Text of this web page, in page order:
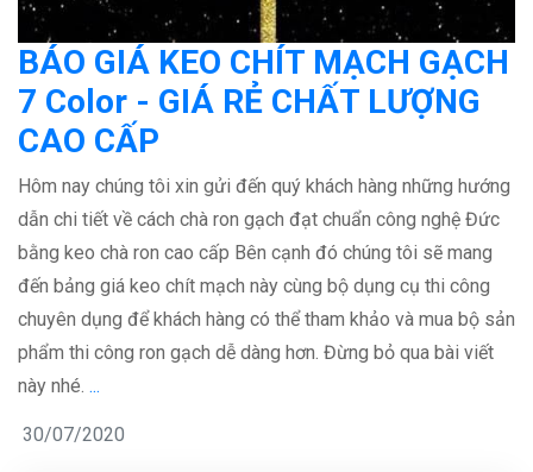
BÁO GIÁ KEO CHÍT MẠCH GẠCH
7 Color - GIÁ RẺ CHẤT LƯỢNG
CAO CẤP
Hôm nay chúng tôi xin gửi đến quý khách hàng những hướng
dẫn chi tiết về cách chà ron gạch đạt chuẩn công nghệ Đức
bằng keo chà ron cao cấp Bên cạnh đó chúng tôi sẽ mang
đến bảng giá keo chít mạch này cùng bộ dụng cụ thi công
chuyên dụng để khách hàng có thể tham khảo và mua bộ sản
phẩm thi công ron gạch dễ dàng hơn. Đừng bỏ qua bài viết
này nhé. ...
30/07/2020